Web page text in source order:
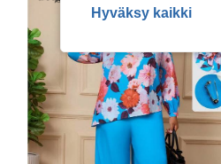
Hyväksy kaikki